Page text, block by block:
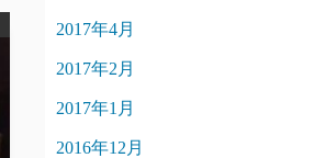
2017年4月
2017年2月
2017年1月
2016年12月